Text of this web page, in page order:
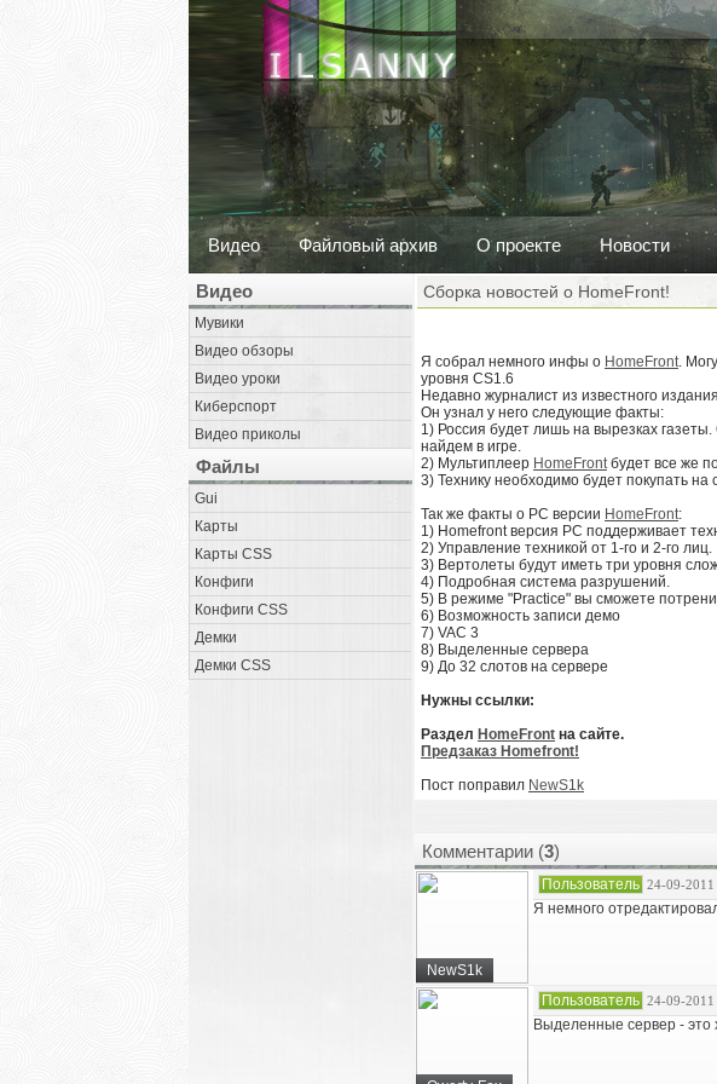
Видео Файловый архив О проекте Новости
Видео
Мувики
Видео обзоры
Видео уроки
Киберспорт
Видео приколы
Файлы
Gui
Карты
Карты CSS
Конфиги
Конфиги CSS
Демки
Демки CSS
Сборка новостей о HomeFront!
Я собрал немного инфы о HomeFront.
уровня CS1.6
Недавно журналист из известного
Он узнал у него следующие факты:
1) Россия будет лишь на вырезках
найдем в игре.
2) Мультиплеер HomeFrontбудет все же
3) Технику необходимо будет покупать на
Так же факты о PC версии HomeFront:
1) Homefront версия PC поддерживает
2) Управление техникой от 1-го и 2-го лиц.
3) Вертолеты будут иметь три уровня
4) Подробная система разрушений.
5) В режиме "Practice" вы сможете
6) Возможность записи демо
7) VAC 3
8) Выделенные сервера
9) До 32 слотов на сервере
Нужны ссылки:
Раздел HomeFront на сайте.
Предзаказ Homefront!
Пост поправил NewS1k
Комментарии (3)
NewS1k
Пользователь 24-09-2011
Я немного
Пользователь 24-09-2011
Выделенные сервер -